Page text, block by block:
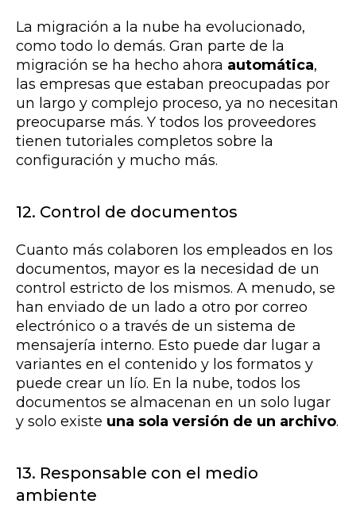
La migración a la nube ha evolucionado,
como todo lo demás. Gran parte de la
migración se ha hecho ahora automática,
las empresas que estaban preocupadas por
un largo y complejo proceso, ya no necesitan
preocuparse más. Y todos los proveedores
tienen tutoriales completos sobre la
configuración y mucho más.
12. Control de documentos
Cuanto más colaboren los empleados en los
documentos, mayor es la necesidad de un
control estricto de los mismos. A menudo, se
han enviado de un lado a otro por correo
electrónico o a través de un sistema de
mensajería interno. Esto puede dar lugar a
variantes en el contenido y los formatos y
puede crear un lío. En la nube, todos los
documentos se almacenan en un solo lugar
y solo existe una sola versión de un archivo.
13. Responsable con el medio
ambiente